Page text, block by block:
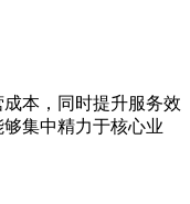
本，同时提升服务效
集中精力于核心业